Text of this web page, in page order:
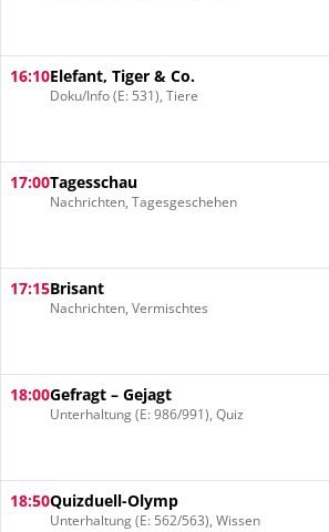
16:10Elefant, Tiger & Co.
Doku/Info (E: 531), Tiere
17:00Tagesschau
Nachrichten, Tagesgeschehen
17:15Brisant
Nachrichten, Vermischtes
18:00Gefragt – Gejagt
Unterhaltung (E: 986/991), Quiz
18:50Quizduell-Olymp
Unterhaltung (E: 562/563), Wissen